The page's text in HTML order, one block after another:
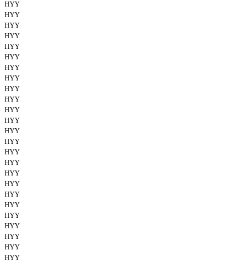
HYY
HYY
HYY
HYY
HYY
HYY
HYY
HYY
HYY
HYY
HYY
HYY
HYY
HYY
HYY
HYY
HYY
HYY
HYY
HYY
HYY
HYY
HYY
HYY
HYY